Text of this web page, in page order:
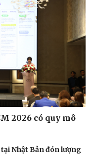
nghệ
điệu
Công nghệ
nghiệm
đổi số
2026 có quy mô
Nhật Bản đón lượng